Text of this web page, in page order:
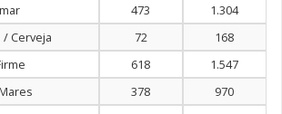
473
1.304
Cerveja
72
168
618
1.547
378
970